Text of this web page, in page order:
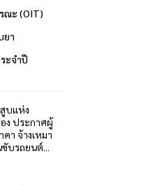
ณะ (OIT)
ยา
ะจำปี
บแห่ง
ง ประกาศผู้
า จ้างเหมา
บรถยนต์...